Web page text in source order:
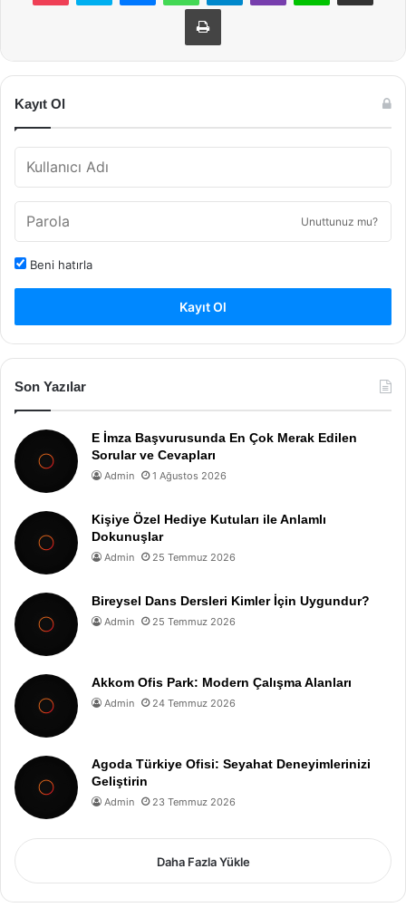
Yazdır
Kayıt Ol
Unuttunuz mu?
Beni hatırla
Kayıt Ol
Son Yazılar
E İmza Başvurusunda En Çok Merak Edilen
Sorular ve Cevapları
Admin 1 Ağustos 2026
Kişiye Özel Hediye Kutuları ile Anlamlı
Dokunuşlar
Admin 25 Temmuz 2026
Bireysel Dans Dersleri Kimler İçin Uygundur?
Admin 25 Temmuz 2026
Akkom Ofis Park: Modern Çalışma Alanları
Admin 24 Temmuz 2026
Agoda Türkiye Ofisi: Seyahat Deneyimlerinizi
Geliştirin
Admin 23 Temmuz 2026
Daha Fazla Yükle